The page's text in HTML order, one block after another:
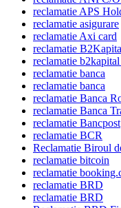
reclamatie APS
reclamatie asigurare
reclamatie Axi card
reclamatie
reclamatie
reclamatie banca
reclamatie banca
reclamatie Banca
reclamatie Banca
reclamatie Bancpost
reclamatie BCR
Reclamatie Biroul
reclamatie bitcoin
reclamatie
reclamatie BRD
reclamatie BRD